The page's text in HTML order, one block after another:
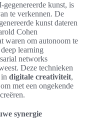
kunst, is
te verkennen. De
kunst dateren
Cohen
waren om autonoom te
learning
networks
Deze technieken
digitale creativiteit,
met een ongekende
synergie